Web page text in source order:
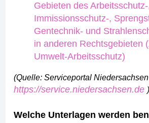
Gebieten des
Immissionsschutz-,
Gentechnik- und
in anderen Rechtsgebieten
Umwelt-Arbeitsschutz)
(Quelle: Serviceportal
https://service.niedersachsen.de )
Welche Unterlagen werden